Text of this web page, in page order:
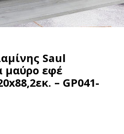
Saul
μαύρο εφέ
– GP041-